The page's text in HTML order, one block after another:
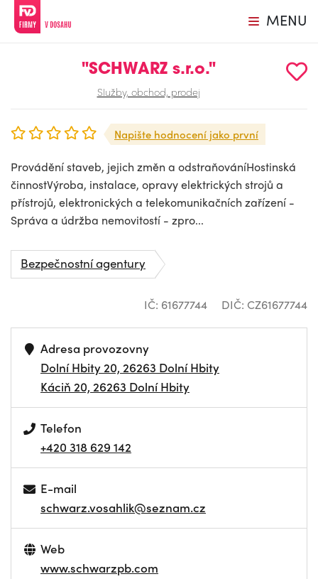
MENU
"SCHWARZ s.r.o."
Služby, obchod, prodej
Napište hodnocení jako první
Provádění staveb, jejich změn a odstraňováníHostinská
činnostVýroba, instalace, opravy elektrických strojů a
přístrojů, elektronických a telekomunikačních zařízení -
Správa a údržba nemovitostí - zpro...
Bezpečnostní agentury
IČ: 61677744 DIČ: CZ61677744
Adresa provozovny
Dolní Hbity 20, 26263 Dolní Hbity
Káciň 20, 26263 Dolní Hbity
Telefon
+420 318 629 142
E-mail
schwarz.vosahlik@seznam.cz
Web
www.schwarzpb.com